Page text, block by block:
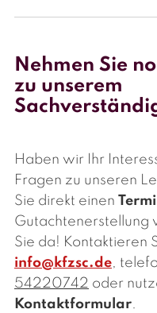
Nehmen Sie
zu unserem
Haben wir Ihr
Fragen zu unseren
Sie direkt einen
Gutachtenerstellung
Sie da! Kontaktieren
info@kfzsc.de,
54220742 oder
Kontaktformular.